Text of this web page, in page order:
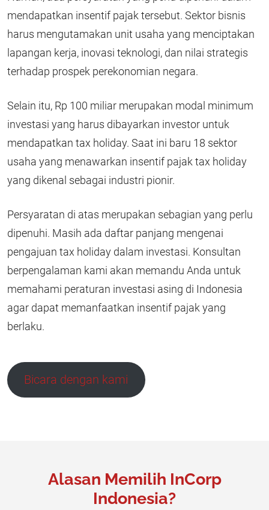
mendapatkan insentif pajak tersebut. Sektor bisnis
harus mengutamakan unit usaha yang menciptakan
lapangan kerja, inovasi teknologi, dan nilai strategis
terhadap prospek perekonomian negara.
Selain itu, Rp 100 miliar merupakan modal minimum
investasi yang harus dibayarkan investor untuk
mendapatkan tax holiday. Saat ini baru 18 sektor
usaha yang menawarkan insentif pajak tax holiday
yang dikenal sebagai industri pionir.
Persyaratan di atas merupakan sebagian yang perlu
dipenuhi. Masih ada daftar panjang mengenai
pengajuan tax holiday dalam investasi. Konsultan
berpengalaman kami akan memandu Anda untuk
memahami peraturan investasi asing di Indonesia
agar dapat memanfaatkan insentif pajak yang
berlaku.
Bicara dengan kami
Alasan Memilih InCorp
Indonesia?